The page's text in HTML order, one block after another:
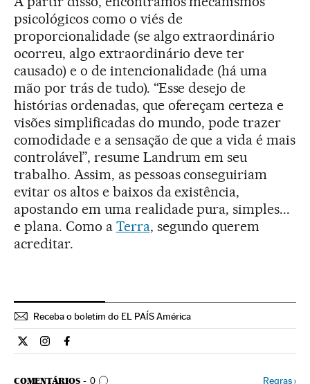
psicológicos como o viés de
proporcionalidade (se algo extraordinário
ocorreu, algo extraordinário deve ter
causado) e o de intencionalidade (há uma
mão por trás de tudo). “Esse desejo de
histórias ordenadas, que ofereçam certeza e
visões simplificadas do mundo, pode trazer
comodidade e a sensação de que a vida é mais
controlável”, resume Landrum em seu
trabalho. Assim, as pessoas conseguiriam
evitar os altos e baixos da existência,
apostando em uma realidade pura, simples...
e plana. Como a Terra, segundo querem
acreditar.
Receba o boletim do EL PAÍS América
Ciencia El País Brasil en Twitter
Ciencia El País Brasil en Instagram
Ciencia El País Brasil en Facebook
COMENTÁRIOS 0 Regras›